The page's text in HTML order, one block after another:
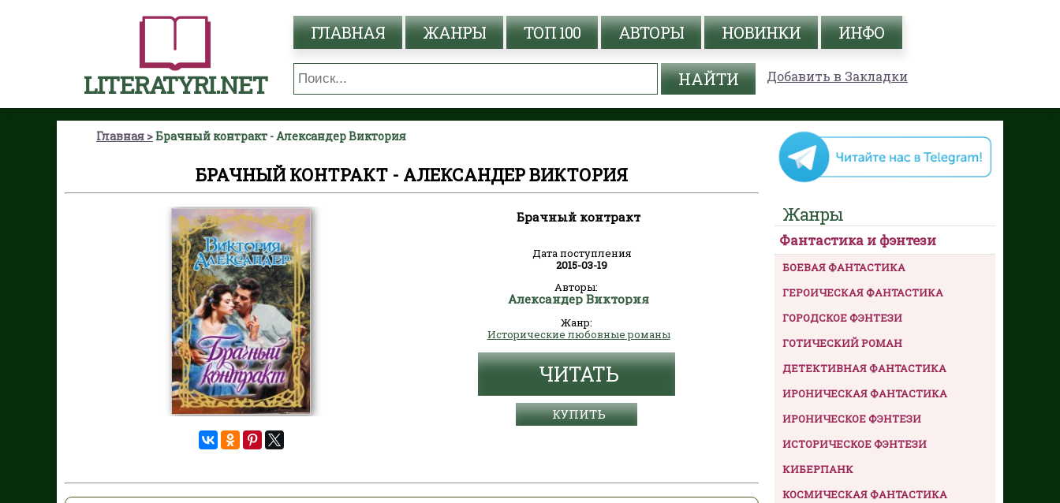
LITERATYRI.NET
ГЛАВНАЯ ЖАНРЫ ТОП 100 АВТОРЫ НОВИНКИ ИНФО
Добавить в Закладки
Главная Брачный контракт - Александер Виктория
БРАЧНЫЙ КОНТРАКТ - АЛЕКСАНДЕР ВИКТОРИЯ
Брачный контракт
Дата поступления
2015-03-19
Авторы:
Александер Виктория
Жанр:
Исторические любовные романы
ЧИТАТЬ
КУПИТЬ
Жанры
Фантастика и фэнтези
БОЕВАЯ ФАНТАСТИКА
ГЕРОИЧЕСКАЯ ФАНТАСТИКА
ГОРОДСКОЕ ФЭНТЕЗИ
ГОТИЧЕСКИЙ РОМАН
ДЕТЕКТИВНАЯ ФАНТАСТИКА
ИРОНИЧЕСКАЯ ФАНТАСТИКА
ИРОНИЧЕСКОЕ ФЭНТЕЗИ
ИСТОРИЧЕСКОЕ ФЭНТЕЗИ
КИБЕРПАНК
КОСМИЧЕСКАЯ ФАНТАСТИКА